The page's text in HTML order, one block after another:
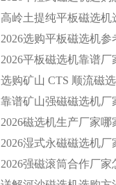
靠谱矿山强磁磁选机厂